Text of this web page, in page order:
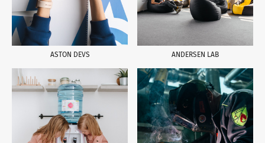
ASTON DEVS ANDERSEN LAB